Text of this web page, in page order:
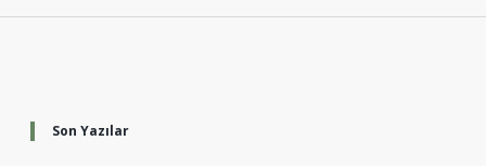
Son Yazılar